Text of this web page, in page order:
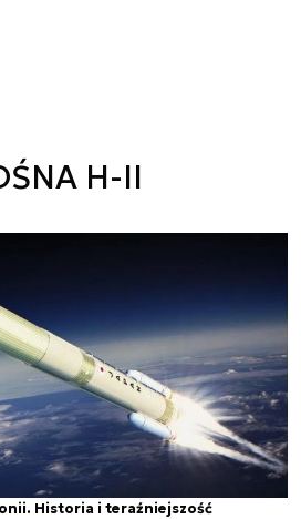
H-II
Historia i teraźniejszość